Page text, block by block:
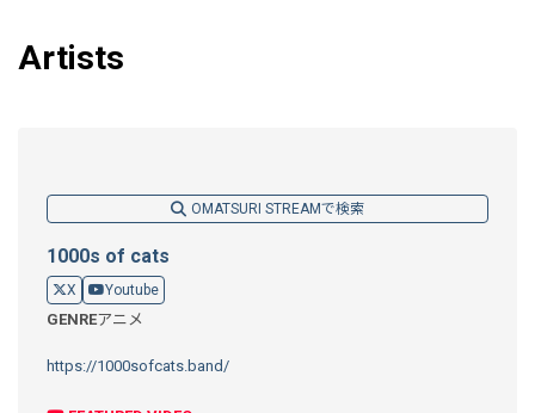
Artists
OMATSURI STREAMで検索
1000s of cats
X Youtube
GENREアニメ
https://1000sofcats.band/